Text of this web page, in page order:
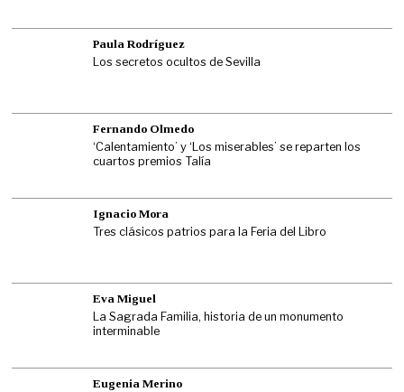
Paula Rodríguez
Los secretos ocultos de Sevilla
Fernando Olmedo
‘Calentamiento’ y ‘Los miserables’ se reparten los
cuartos premios Talía
Ignacio Mora
Tres clásicos patrios para la Feria del Libro
Eva Miguel
La Sagrada Familia, historia de un monumento
interminable
Eugenia Merino